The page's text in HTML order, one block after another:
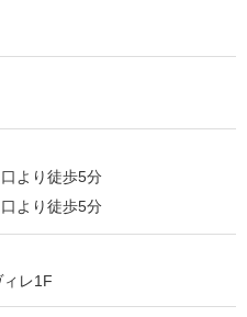
より徒歩5分
より徒歩5分
レ1F